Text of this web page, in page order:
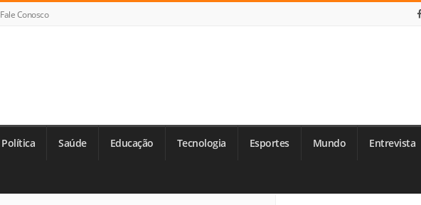
Fale Conosco
Política Saúde Educação Tecnologia Esportes Mundo Entrevista